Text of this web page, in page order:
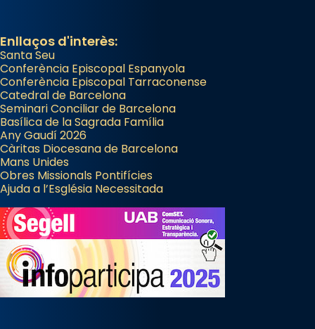
Enllaços d'interès:
Santa Seu
Conferència Episcopal Espanyola
Conferència Episcopal Tarraconense
Catedral de Barcelona
Seminari Conciliar de Barcelona
Basílica de la Sagrada Família
Any Gaudí 2026
Càritas Diocesana de Barcelona
Mans Unides
Obres Missionals Pontifícies
Ajuda a l’Església Necessitada